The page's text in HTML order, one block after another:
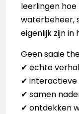
leerlingen
waterbeheer,
eigenlijk zijn in
Geen saaie
✔ echte
✔
✔ samen
✔ ontdekken